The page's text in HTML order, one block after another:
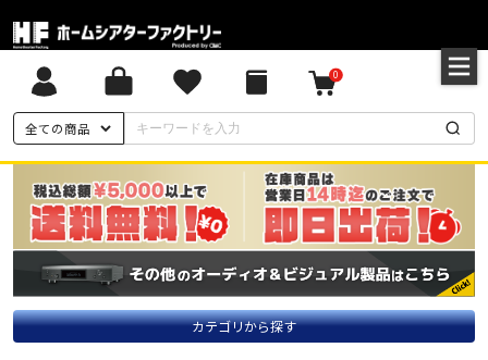
全ての商品
0
カテゴリから探す